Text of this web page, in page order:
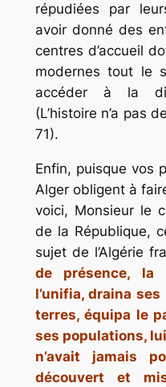
répudiées par
avoir donné des
centres d’accueil
modernes tout le
accéder à la
(L’histoire n’a pas
71).
Enfin, puisque vos
Alger obligent à
voici, Monsieur le
de la République,
sujet de l’Algérie
de présence, la
l’unifia, draina
terres, équipa le
ses populations,
n’avait jamais
découvert et